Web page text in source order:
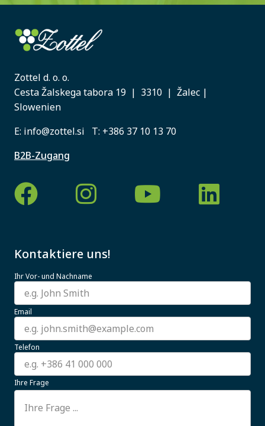
Zottel d. o. o.
Cesta Žalskega tabora 19 | 3310 | Žalec |
Slowenien
E: info@zottel.si T: +386 37 10 13 70
B2B-Zugang
Kontaktiere uns!
Ihr Vor- und Nachname
Email
Telefon
Ihre Frage